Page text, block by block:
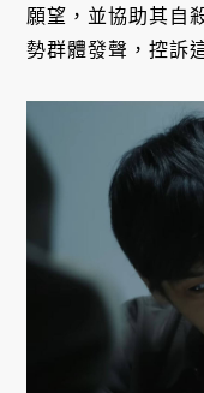
願望，並協助其自
勢群體發聲，控訴